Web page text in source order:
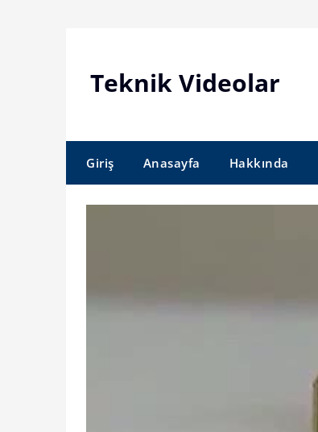
Teknik Videolar
Giriş Anasayfa Hakkında